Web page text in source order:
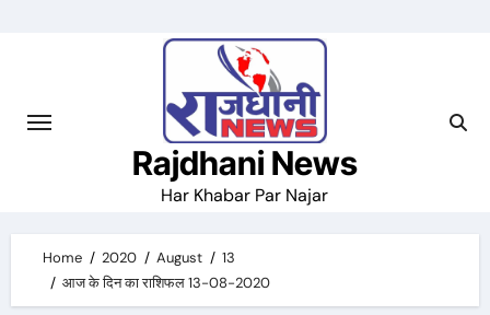
Rajdhani News
Har Khabar Par Najar
Home 2020 August
13
आज के दिन का राशिफल 13-08-2020